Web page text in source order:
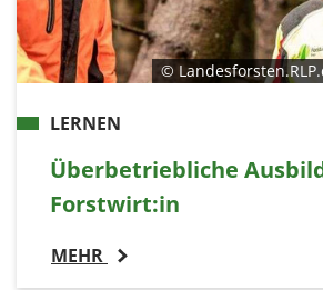
©
LERNEN
Überbetriebliche
Forstwirt:in
MEHR